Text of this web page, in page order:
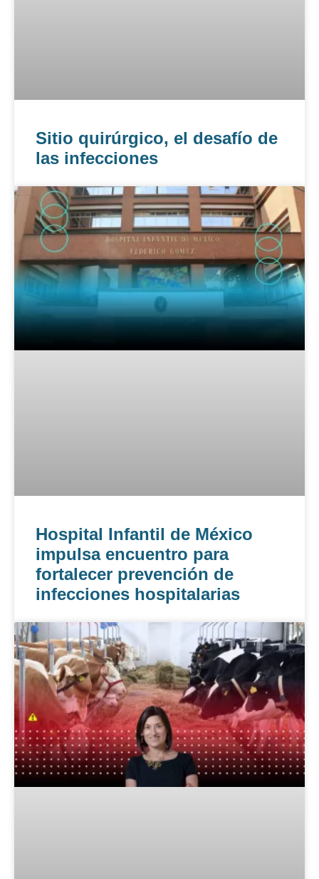
Sitio quirúrgico, el desafío de
las infecciones
Hospital Infantil de México
impulsa encuentro para
fortalecer prevención de
infecciones hospitalarias